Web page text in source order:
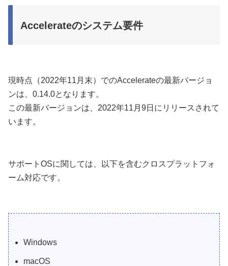
Accelerateのシステム要件
現時点（2022年11月末）でのAccelerateの最新バージョ
ンは、0.14.0となります。
この最新バージョンは、2022年11月9日にリリースされて
います。
サポートOSに関しては、以下を含むクロスプラットフォ
ーム対応です。
Windows
macOS